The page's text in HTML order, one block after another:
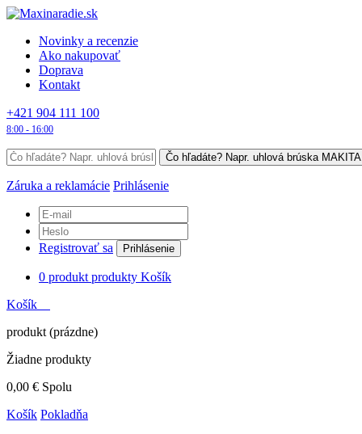
Novinky a recenzie
Ako nakupovať
Doprava
Kontakt
+421 904 111 100
8:00 - 16:00
Záruka a reklamácie Prihlásenie
Registrovať sa Prihlásenie
0 produkt produkty Košík
Košík
produkt (prázdne)
Žiadne produkty
0,00 € Spolu
Košík Pokladňa